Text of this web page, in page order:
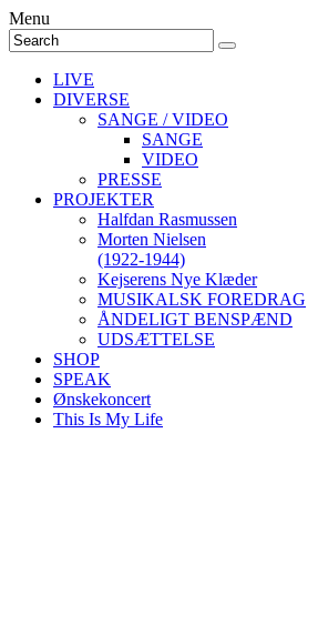
Menu
LIVE
DIVERSE
SANGE / VIDEO
SANGE
VIDEO
PRESSE
PROJEKTER
Halfdan Rasmussen
Morten Nielsen
(1922-1944)
Kejserens Nye Klæder
MUSIKALSK FOREDRAG
ÅNDELIGT BENSPÆND
UDSÆTTELSE
SHOP
SPEAK
Ønskekoncert
This Is My Life